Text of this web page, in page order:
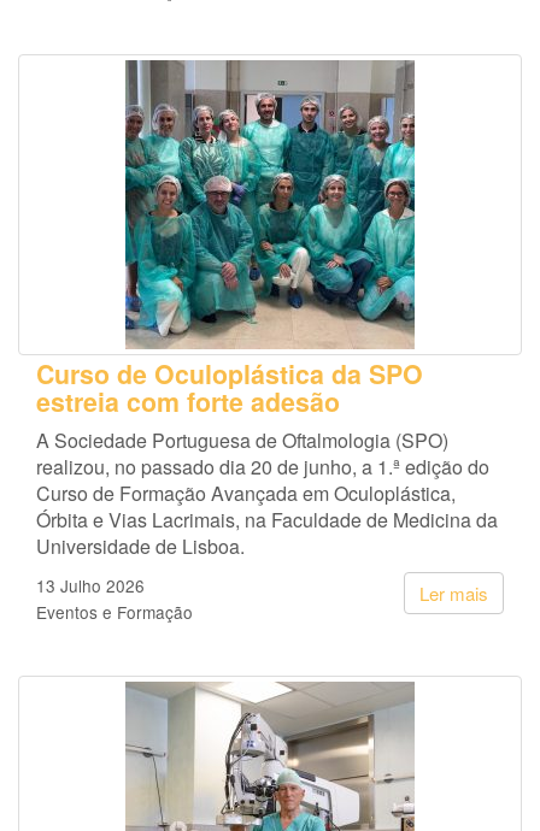
Curso de Oculoplástica da SPO
estreia com forte adesão
A Sociedade Portuguesa de Oftalmologia (SPO)
realizou, no passado dia 20 de junho, a 1.ª edição do
Curso de Formação Avançada em Oculoplástica,
Órbita e Vias Lacrimais, na Faculdade de Medicina da
Universidade de Lisboa.
Ler mais
13 Julho 2026
Eventos e Formação